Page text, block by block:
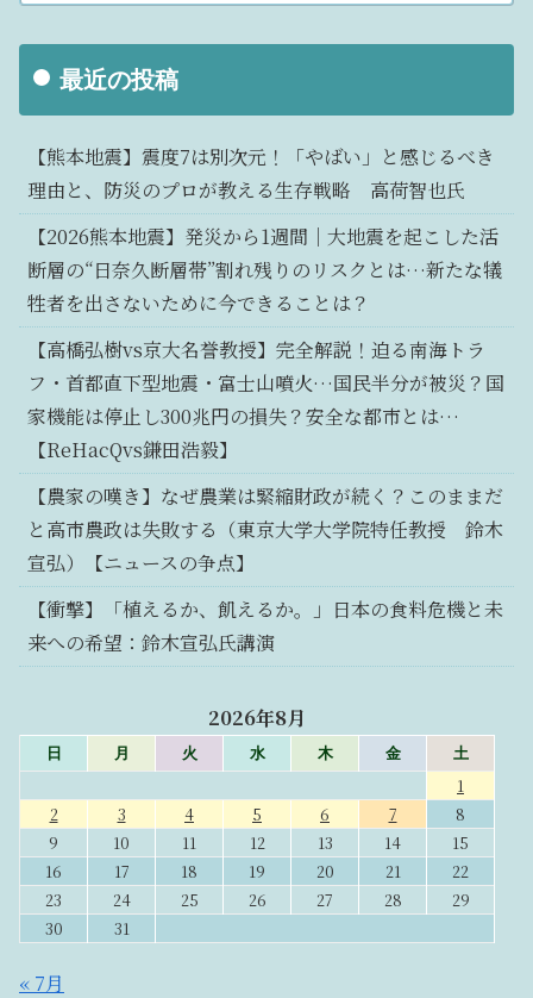
最近の投稿
【熊本地震】震度7は別次元！「やばい」と感じるべき
理由と、防災のプロが教える生存戦略 高荷智也氏
【2026熊本地震】発災から1週間｜大地震を起こした活
断層の“日奈久断層帯”割れ残りのリスクとは…新たな犠
牲者を出さないために今できることは？
【高橋弘樹vs京大名誉教授】完全解説！迫る南海トラ
フ・首都直下型地震・富士山噴火…国民半分が被災？国
家機能は停止し300兆円の損失？安全な都市とは…
【ReHacQvs鎌田浩毅】
【農家の嘆き】なぜ農業は緊縮財政が続く？このままだ
と高市農政は失敗する（東京大学大学院特任教授 鈴木
宣弘）【ニュースの争点】
【衝撃】「植えるか、飢えるか。」日本の食料危機と未
来への希望：鈴木宣弘氏講演
2026年8月
日 月 火 水 木 金 土
1
2
3 4 5 6 7
8
9
10 11 12 13 14
15
16
17 18 19 20 21
22
23
24 25 26 27 28
29
30
31
« 7月